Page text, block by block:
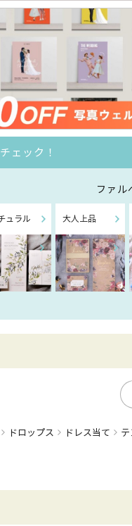
ェック！
ファル
ュラル 大人上品
ドロップス ドレス当て